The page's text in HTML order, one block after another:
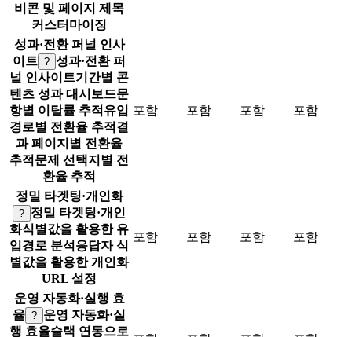
비콘 및 페이지 제목
커스터마이징
성과·전환 퍼널 인사
이트 ? 성과·전환 퍼
널 인사이트기간별 콘
텐츠 성과 대시보드문
항별 이탈률 추적 유입
경로별 전환율 추적 결
과 페이지별 전환율
추적 문제 선택지별 전
환율 추적
포함 포함 포함 포함
정밀 타겟팅·개인화
? 정밀 타겟팅·개인
화식별값을 활용한 유
입경로 분석 응답자 식
별값을 활용한 개인화
URL 설정
포함 포함 포함 포함
운영 자동화·실행 효
율 ? 운영 자동화·실
행 효율슬랙 연동으로